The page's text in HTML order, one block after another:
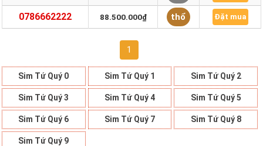
0786662222 88.500.000₫ thổ Đặt mua
1
Sim Tứ Quý 0 Sim Tứ Quý 1 Sim Tứ Quý 2
Sim Tứ Quý 3 Sim Tứ Quý 4 Sim Tứ Quý 5
Sim Tứ Quý 6 Sim Tứ Quý 7 Sim Tứ Quý 8
Sim Tứ Quý 9